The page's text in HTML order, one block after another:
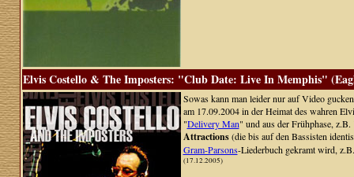
Elvis Costello & The Imposters: "Club Date: Live In Memphis"
Sowas kann man leider nur auf Video
am 17.09.2004 in der Heimat des wahren
"Delivery Man" und aus der Frühphase,
Attractions(die bis auf den Bassisten
Gram-Parsons-Liederbuch gekramt wird,
(17.12.2005)